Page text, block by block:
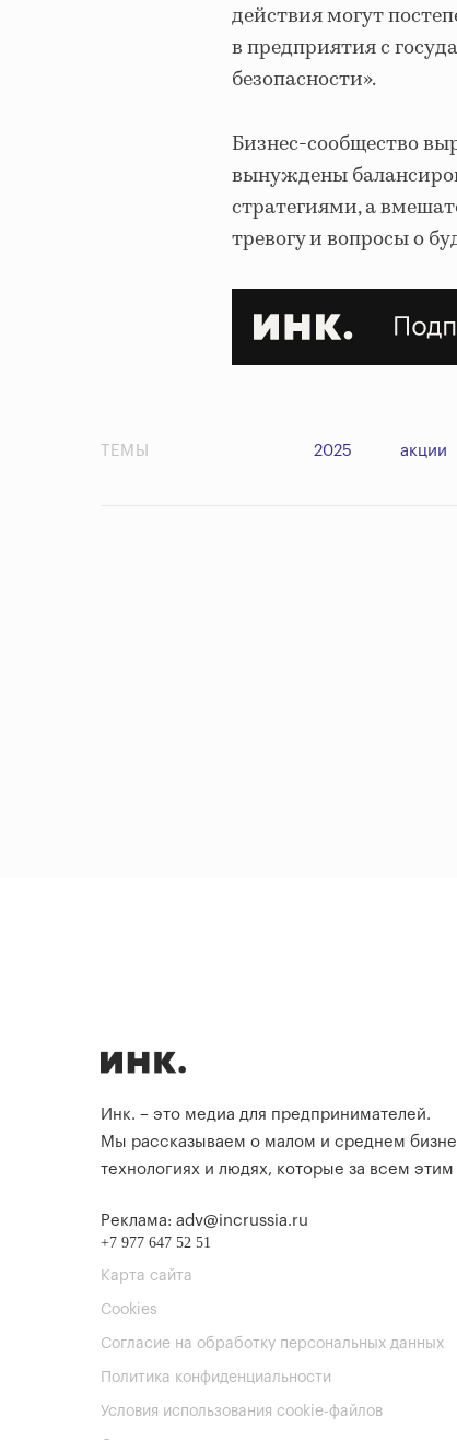
действия могут
в предприятия с
безопасности».
Бизнес-сообщество
вынуждены
стратегиями, а
тревогу и вопросы о
ТЕМЫ 2025 акции
Инк. – это медиа для предпринимателей.
Мы рассказываем о малом и среднем
технологиях и людях, которые за всем этим
Реклама: adv@incrussia.ru
+7 977 647 52 51
Карта сайта
Cookies
Согласие на обработку персональных данных
Политика конфиденциальности
Условия использования cookie-файлов